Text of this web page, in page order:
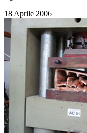
18 Aprile 2006